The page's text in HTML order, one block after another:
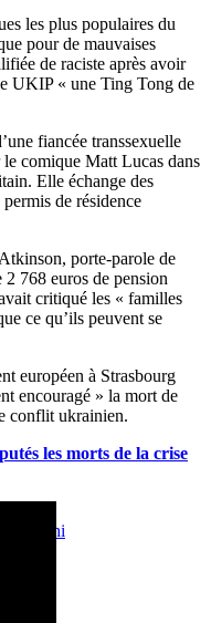
les plus populaires du
pour de mauvaises
de raciste après avoir
UKIP « une Ting Tong de
fiancée transsexuelle
comique Matt Lucas dans
Elle échange des
de résidence
porte-parole de
768 euros de pension
critiqué les « familles
ce qu’ils peuvent se
européen à Strasbourg
encouragé » la mort de
conflit ukrainien.
les morts de la crise
Uni